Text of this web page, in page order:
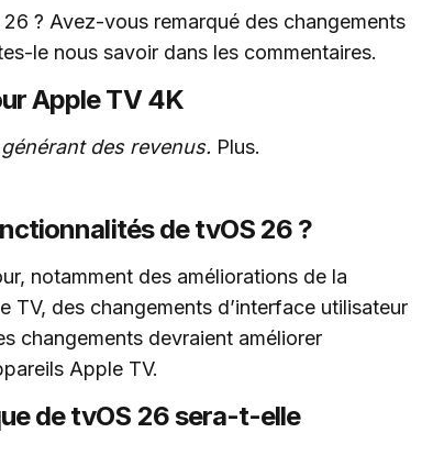
? Avez-vous remarqué des changements
le nous savoir dans les commentaires.
Apple TV 4K
des revenus. Plus.
de tvOS 26 ?
notamment des améliorations de la
des changements d’interface utilisateur
changements devraient améliorer
Apple TV.
de tvOS 26 sera-t-elle